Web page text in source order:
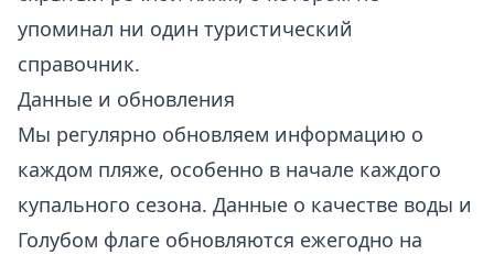
упоминал ни один туристический
справочник.
Данные и обновления
Мы регулярно обновляем информацию о
каждом пляже, особенно в начале каждого
купального сезона. Данные о качестве воды и
Голубом флаге обновляются ежегодно на